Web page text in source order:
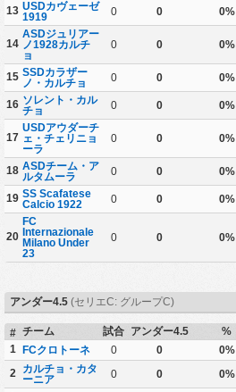
13 USDカヴェーゼ
1919
0 0 0%
14
ASDジュリアー
ノ1928カルチ
ョ
0 0 0%
15 SSDカラザー
ノ・カルチョ
0 0 0%
16 ソレント・カル
チョ
0 0 0%
17
USDアウダーチ
ェ・チェリニョ
ーラ
0 0 0%
18 ASDチーム・ア
ルタムーラ
0 0 0%
19 SS Scafatese
Calcio 1922
0 0 0%
20
FC
Internazionale
Milano Under
23
0 0 0%
アンダー4.5 (セリエC: グループC)
# チーム 試合 アンダー4.5 %
1 FCクロトーネ 0 0 0%
2
カルチョ・カタ
ーニア
0 0 0%